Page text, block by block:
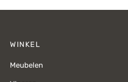
WINKEL
Meubelen